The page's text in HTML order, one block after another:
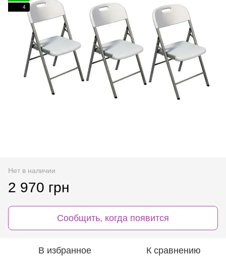
4
Нет в наличии
2 970 грн
Сообщить, когда появится
В избранное К сравнению